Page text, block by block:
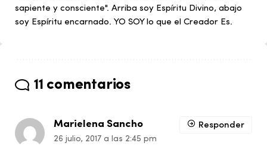
sapiente y consciente". Arriba soy Espíritu Divino, abajo
soy Espíritu encarnado. YO SOY lo que el Creador Es.
11 comentarios
Marielena Sancho
26 julio, 2017 a las 2:45 pm
Responder